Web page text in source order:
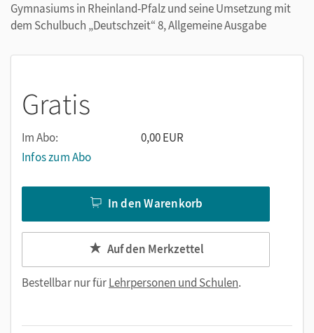
Gymnasiums in Rheinland-Pfalz und seine Umsetzung mit
dem Schulbuch „Deutschzeit“ 8, Allgemeine Ausgabe
Gratis
Im Abo:
0,00 EUR
Infos zum Abo
In den Warenkorb
Auf den Merkzettel
Bestellbar nur fürLehrpersonen und Schulen.